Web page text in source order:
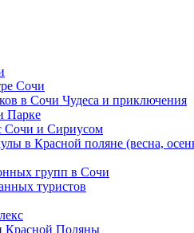
Сочи
в Сочи Чудеса и приключения
Парке
Сочи и Сириусом
в Красной поляне (весна,
групп в Сочи
туристов
Красной Поляны